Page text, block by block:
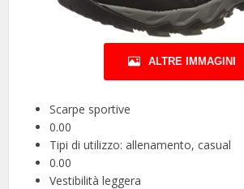
ALTRE IMMAGINI
Scarpe sportive
0.00
Tipi di utilizzo: allenamento, casual
0.00
Vestibilità leggera